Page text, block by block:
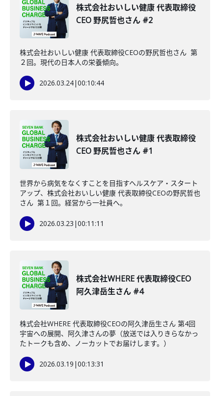
株式会社おいしい健康 代表取締役
CEO 野尻哲也さん #2
株式会社おいしい健康 代表取締役CEOの野尻哲也さん 第
２回。現代の日本人の栄養傾向。
2026.03.24|00:10:44
株式会社おいしい健康 代表取締役
CEO 野尻哲也さん #1
世界から病気をなくすことを目指すヘルスケア・スタート
アップ、株式会社おいしい健康 代表取締役CEOの野尻哲也
さん 第１回。経営から一社員へ。
2026.03.23 |00:11:11
株式会社WHERE 代表取締役CEO
阿久津岳生さん #4
株式会社WHERE 代表取締役CEOの阿久津岳生さん 第4回
宇宙への展開、阿久津さんの夢（放送では入りきらなかっ
たトークも含め、ノーカットでお届けします。）
2026.03.19 |00:13:31